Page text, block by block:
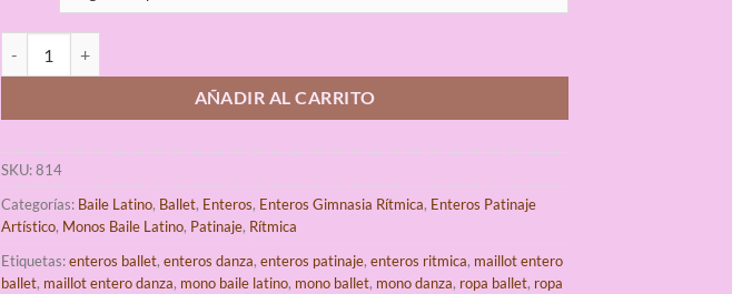
AÑADIR AL CARRITO
SKU:814
Categorías: Baile Latino, Ballet, Enteros, Enteros Gimnasia Rítmica, Enteros Patinaje
Artístico, Monos Baile Latino, Patinaje, Rítmica
Etiquetas:enteros ballet, enteros danza, enteros patinaje, enteros ritmica, maillot entero
ballet, maillot entero danza, mono baile latino, mono ballet, mono danza, ropa ballet, ropa